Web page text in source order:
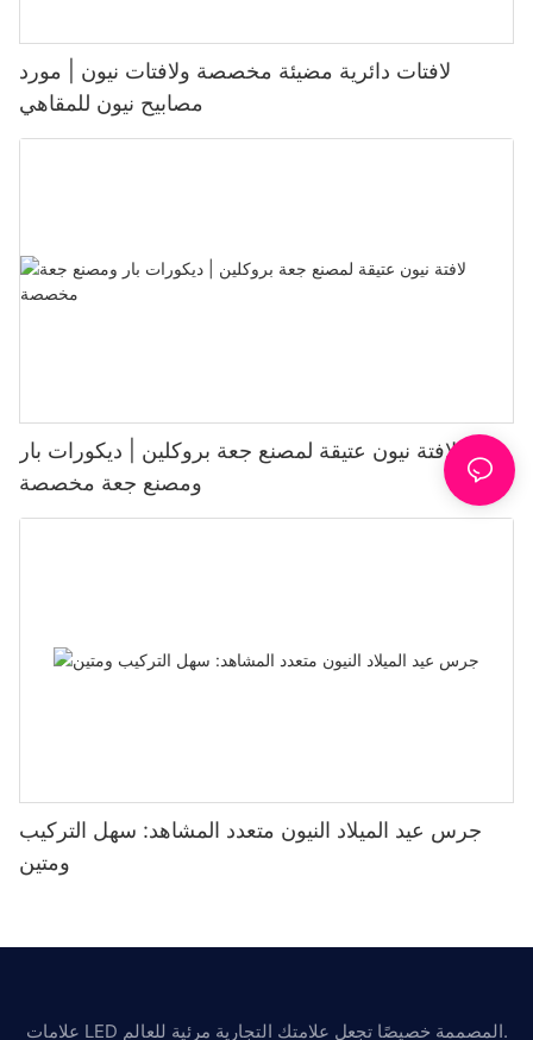
لافتات دائرية مضيئة مخصصة ولافتات نيون | مورد
مصابيح نيون للمقاهي
لافتة نيون عتيقة لمصنع جعة بروكلين | ديكورات بار
ومصنع جعة مخصصة
جرس عيد الميلاد النيون متعدد المشاهد: سهل التركيب
ومتين
علامات LED المصممة خصيصًا تجعل علامتك التجارية مرئية للعالم.